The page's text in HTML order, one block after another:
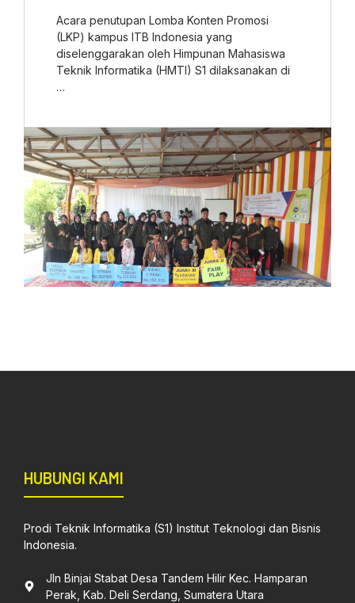
Acara penutupan Lomba Konten Promosi
(LKP) kampus ITB Indonesia yang
diselenggarakan oleh Himpunan Mahasiswa
Teknik Informatika (HMTI) S1 dilaksanakan di
…
HUBUNGI KAMI
Prodi Teknik Informatika (S1) Institut Teknologi dan Bisnis
Indonesia.
Jln Binjai Stabat Desa Tandem Hilir Kec. Hamparan
Perak, Kab. Deli Serdang, Sumatera Utara